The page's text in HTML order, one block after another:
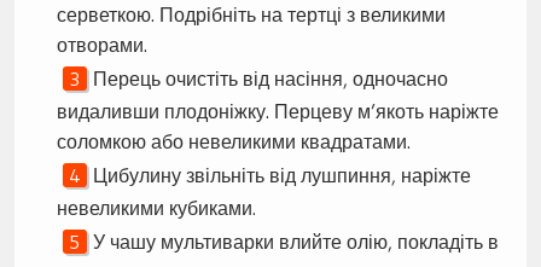
серветкою. Подрібніть на тертці з великими
отворами.
Перець очистіть від насіння, одночасно
видаливши плодоніжку. Перцеву м’якоть наріжте
соломкою або невеликими квадратами.
Цибулину звільніть від лушпиння, наріжте
невеликими кубиками.
У чашу мультиварки влийте олію, покладіть в